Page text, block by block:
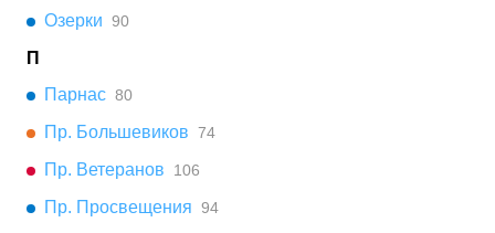
Озерки 90
П
Парнас 80
Пр. Большевиков 74
Пр. Ветеранов 106
Пр. Просвещения 94